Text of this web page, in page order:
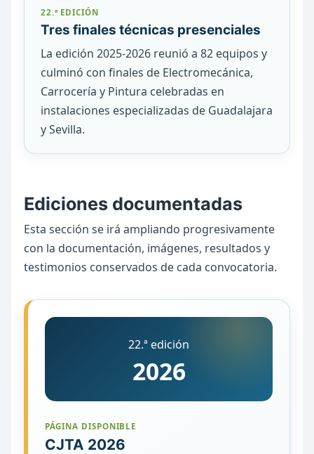
22.ª EDICIÓN
Tres finales técnicas presenciales
La edición 2025-2026 reunió a 82 equipos y
culminó con finales de Electromecánica,
Carrocería y Pintura celebradas en
instalaciones especializadas de Guadalajara
y Sevilla.
Ediciones documentadas
Esta sección se irá ampliando progresivamente
con la documentación, imágenes, resultados y
testimonios conservados de cada convocatoria.
22.ª edición
2026
PÁGINA DISPONIBLE
CJTA 2026